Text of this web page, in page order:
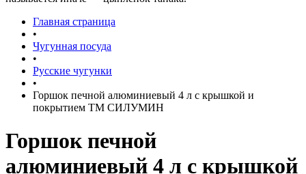
Главная страница
•
Чугунная посуда
•
Русские чугунки
•
Горшок печной алюминиевый 4 л с крышкой и
покрытием ТМ СИЛУМИН
Горшок печной
алюминиевый 4 л с крышкой